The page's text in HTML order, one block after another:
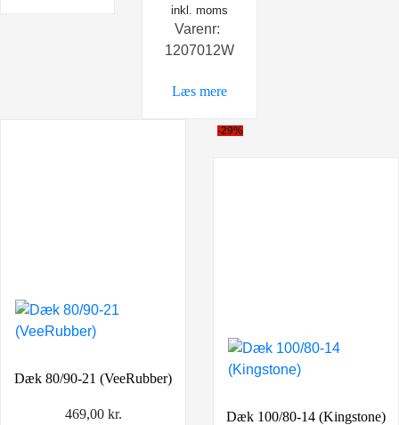
oprindelige
pris
var:
aktuelle
er:
inkl. moms
Varenr:
1207012W
Læs mere
Dæk 80/90-21 (VeeRubber)
469,00 kr.
-29%
Dæk 100/80-14 (Kingstone)